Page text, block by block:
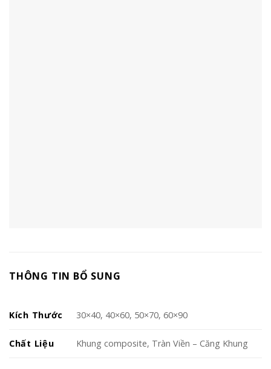
THÔNG TIN BỔ SUNG
Kích Thước 30×40, 40×60, 50×70, 60×90
Chất Liệu Khung composite, Tràn Viền – Căng Khung